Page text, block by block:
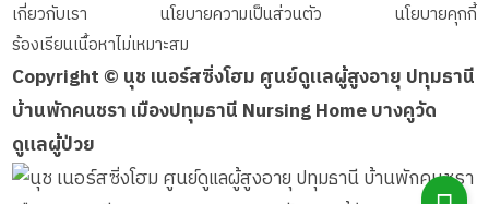
Copyright © นุช เนอร์สซิ่งโฮม ศูนย์ดูแลผู้สูงอายุ ปทุมธานี
บ้านพักคนชรา เมืองปทุมธานี Nursing Home บางคูวัด
ดูแลผู้ป่วย
เกี่ยวกับเรา นโยบายความเป็นส่วนตัว
นโยบายคุกกี้
ร้องเรียนเนื้อหาไม่เหมาะสม